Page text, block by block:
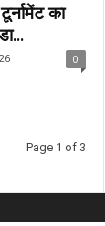
का
0
Page 1 of 3